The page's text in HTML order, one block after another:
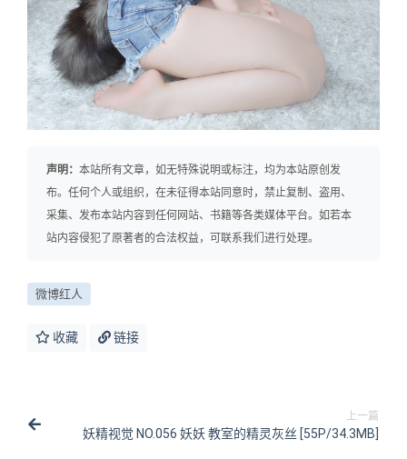
声明： 本站所有文章，如无特殊说明或标注，均为本站原创发
布。任何个人或组织，在未征得本站同意时，禁止复制、盗用、
采集、发布本站内容到任何网站、书籍等各类媒体平台。如若本
站内容侵犯了原著者的合法权益，可联系我们进行处理。
微博红人
收藏 链接
上一篇
妖精视觉 NO.056 妖妖 教室的精灵灰丝 [55P/34.3MB]